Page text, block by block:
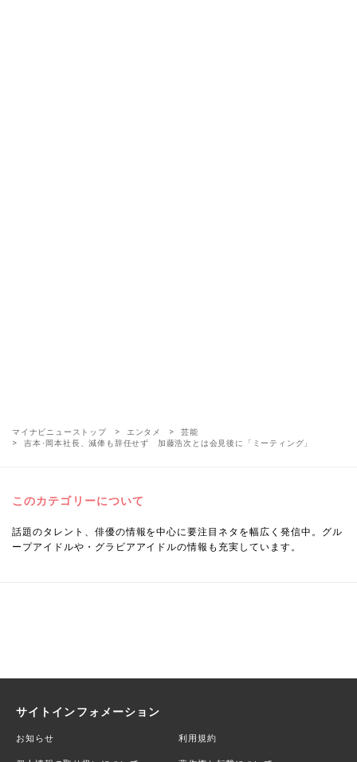
マイナビニューストップ エンタメ
芸能
吉本･岡本社長、減俸も辞任せず 加藤浩次とは会見後に「ミーティング」
このカテゴリーについて
話題のタレント、俳優の情報を中心に要注目ネタを幅広く発信中。グル
ープアイドルや・グラビアアイドルの情報も充実しています。
サイトインフォメーション
お知らせ 利用規約